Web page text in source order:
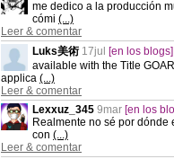
me dedico a la producción
cómi (...)
Leer & comentar
Luks美術 17jul [en los
available with the Title
applica (...)
Leer & comentar
Lexxuz_345 9mar [en los
Realmente no sé por dónde
con (...)
Leer & comentar